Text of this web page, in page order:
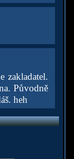
zakladatel.
Původně
heh